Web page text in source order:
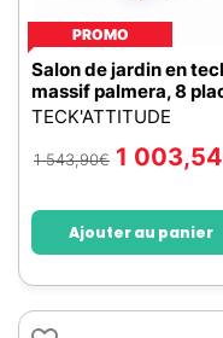
PROMO
Salon de jardin en
massif palmera, 8
TECK'ATTITUDE
1 543,90€ 1 003,54
Ajouter au panier